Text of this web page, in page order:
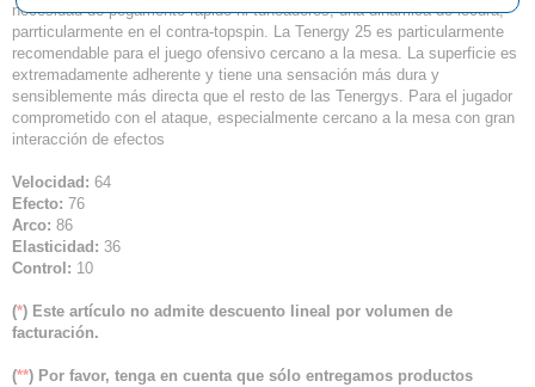
necesidad de pegamento rápido ni tuneadores, una dinámica de locura,
parrticularmente en el contra-topspin. La Tenergy 25 es particularmente
recomendable para el juego ofensivo cercano a la mesa. La superficie es
extremadamente adherente y tiene una sensación más dura y
sensiblemente más directa que el resto de las Tenergys. Para el jugador
comprometido con el ataque, especialmente cercano a la mesa con gran
interacción de efectos
Velocidad: 64
Efecto: 76
Arco: 86
Elasticidad: 36
Control: 10
(*) Este artículo no admite descuento lineal por volumen de
facturación.
(**) Por favor, tenga en cuenta que sólo entregamos productos